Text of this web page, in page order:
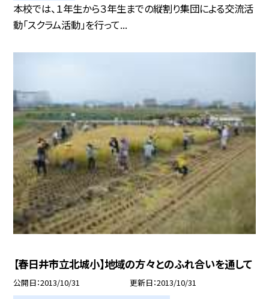
本校では、１年生から３年生までの縦割り集団による交流活
動「スクラム活動」を行って...
【春日井市立北城小】地域の方々とのふれ合いを通して
公開日 2013/10/31 更新日 2013/10/31